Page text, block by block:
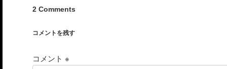
2 Comments
コメントを残す
コメント ※